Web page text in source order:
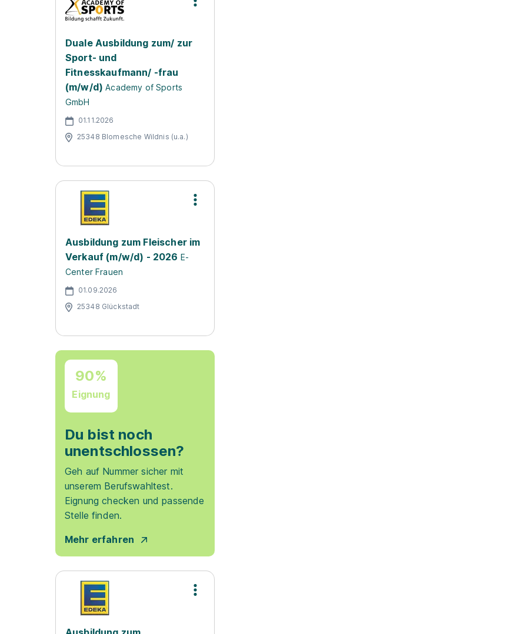
Duale Ausbildung zum/ zur
Sport- und
Fitnesskaufmann/ -frau
(m/w/d) Academy of Sports
GmbH
01.11.2026
25348 Blomesche Wildnis (u.a.)
Ausbildung zum Fleischer im
Verkauf (m/w/d) - 2026 E-
Center Frauen
01.09.2026
25348 Glückstadt
90%
Eignung
Du bist noch
unentschlossen?
Geh auf Nummer sicher mit
unserem Berufswahltest.
Eignung checken und passende
Stelle finden.
Mehr erfahren